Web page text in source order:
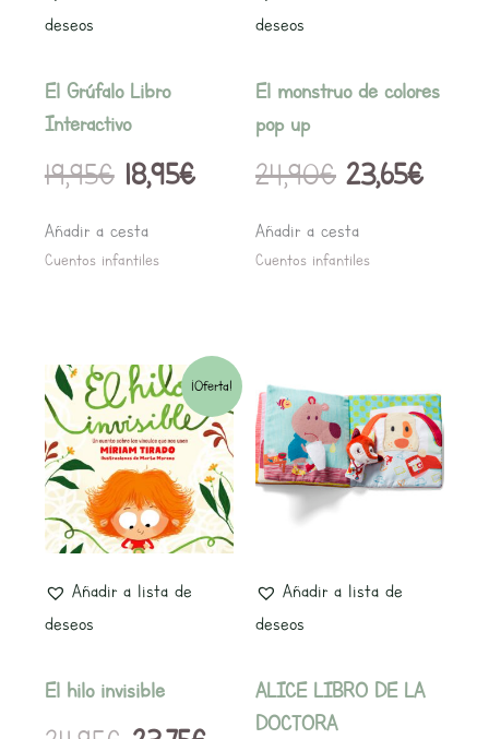
deseos
El Grúfalo Libro
Interactivo
19,95€ 18,95€
Añadir a cesta
Cuentos infantiles
deseos
El monstruo de colores
pop up
24,90€ 23,65€
Añadir a cesta
Cuentos infantiles
¡Oferta!
Añadir a lista de
deseos
El hilo invisible
El
precio
original
era:
24,95€.
El
precio
actual
es:
23,75€.
Añadir a lista de
deseos
ALICE LIBRO DE LA
DOCTORA